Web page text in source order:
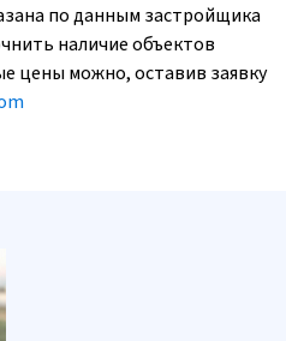
по данным застройщика
наличие объектов
цены можно, оставив заявку